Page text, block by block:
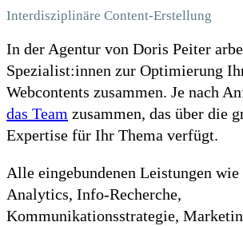
Interdisziplinäre Content-Erstellung
In der Agentur von Doris Peiter
Spezialist:innen zur Optimierung
Webcontents zusammen. Je nach
das Team zusammen, das über die
Expertise für Ihr Thema verfügt.
Alle eingebundenen Leistungen wie
Analytics, Info-Recherche,
Kommunikationsstrategie,